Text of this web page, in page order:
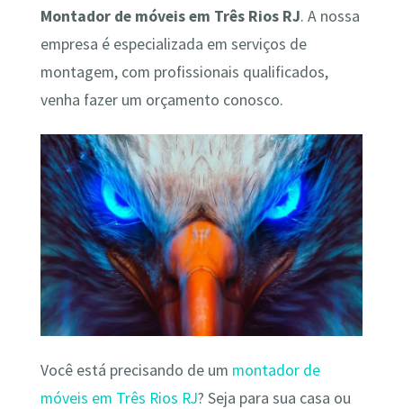
Montador de móveis em Três Rios RJ. A nossa
empresa é especializada em serviços de
montagem, com profissionais qualificados,
venha fazer um orçamento conosco.
Você está precisando de um montador de
móveis em Três Rios RJ? Seja para sua casa ou